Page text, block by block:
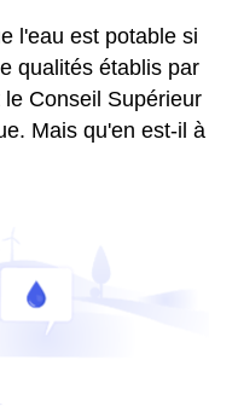
l'eau est potable si
qualités établis par
Conseil Supérieur
Mais qu'en est-il à